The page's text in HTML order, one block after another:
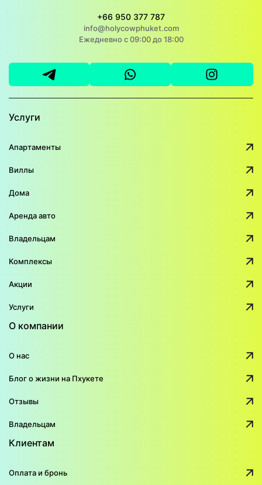
+66 950 377 787
info@holycowphuket.com
Ежедневно с 09:00 до 18:00
Услуги
Апартаменты
Виллы
Дома
Аренда авто
Владельцам
Комплексы
Акции
Услуги
О компании
О нас
Блог о жизни на Пхукете
Отзывы
Владельцам
Клиентам
Оплата и бронь